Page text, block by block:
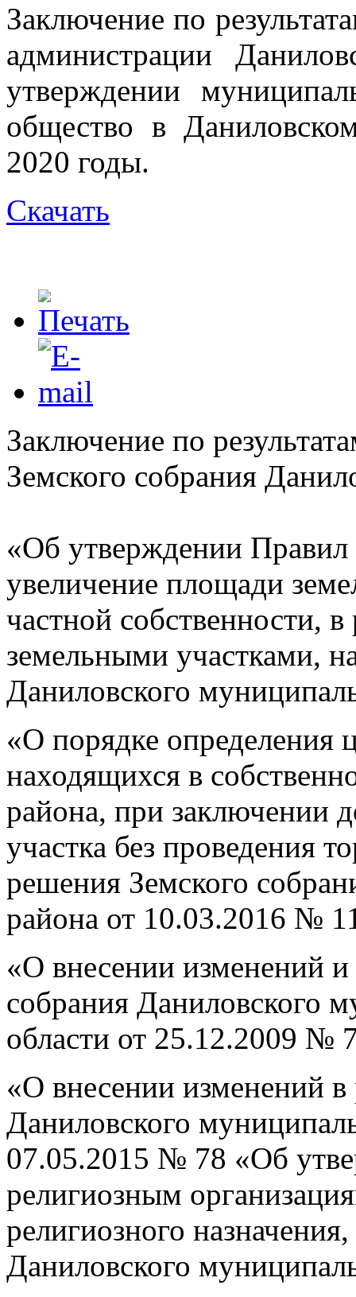
Заключение по
администрации
утверждении
общество в
2020 годы.
Скачать
Заключение по
Земского собрания
«Об утверждении Правил
увеличение площади
частной собственности, в
земельными участками,
Даниловского
«О порядке определения
находящихся в
района, при заключении
участка без проведения
решения Земского
района от 10.03.2016 №
«О внесении изменений
собрания Даниловского
области от 25.12.2009 №
«О внесении изменений
Даниловского
07.05.2015 № 78 «Об
религиозным
религиозного
Даниловского